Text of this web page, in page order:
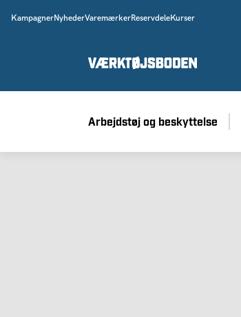
KampagnerNyhederVaremærkerReservdeleKurser
Arbejdstøj og beskyttelse